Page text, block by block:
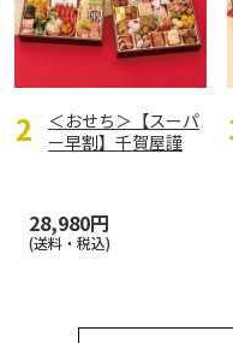
＜おせち＞【スーパ
ー早割】千賀屋謹
28,980円
(送料・税込)